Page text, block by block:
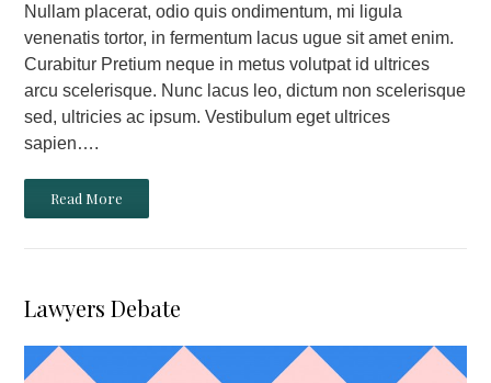
Nullam placerat, odio quis ondimentum, mi ligula
venenatis tortor, in fermentum lacus ugue sit amet enim.
Curabitur Pretium neque in metus volutpat id ultrices
arcu scelerisque. Nunc lacus leo, dictum non scelerisque
sed, ultricies ac ipsum. Vestibulum eget ultrices
sapien….
Read More
Lawyers Debate